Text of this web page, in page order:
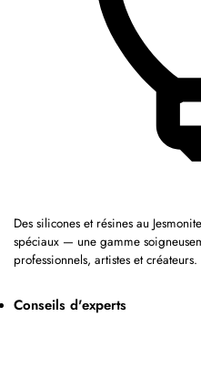
Des silicones et résines au
spéciaux — une gamme
professionnels, artistes et créateurs.
Conseils d'experts